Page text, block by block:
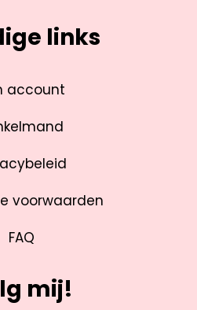
links
account
voorwaarden
FAQ
mij!